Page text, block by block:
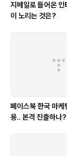
지메일로 들어온
이 노리는 것은?
페이스북 한국 마케
용.. 본격 진출하나?